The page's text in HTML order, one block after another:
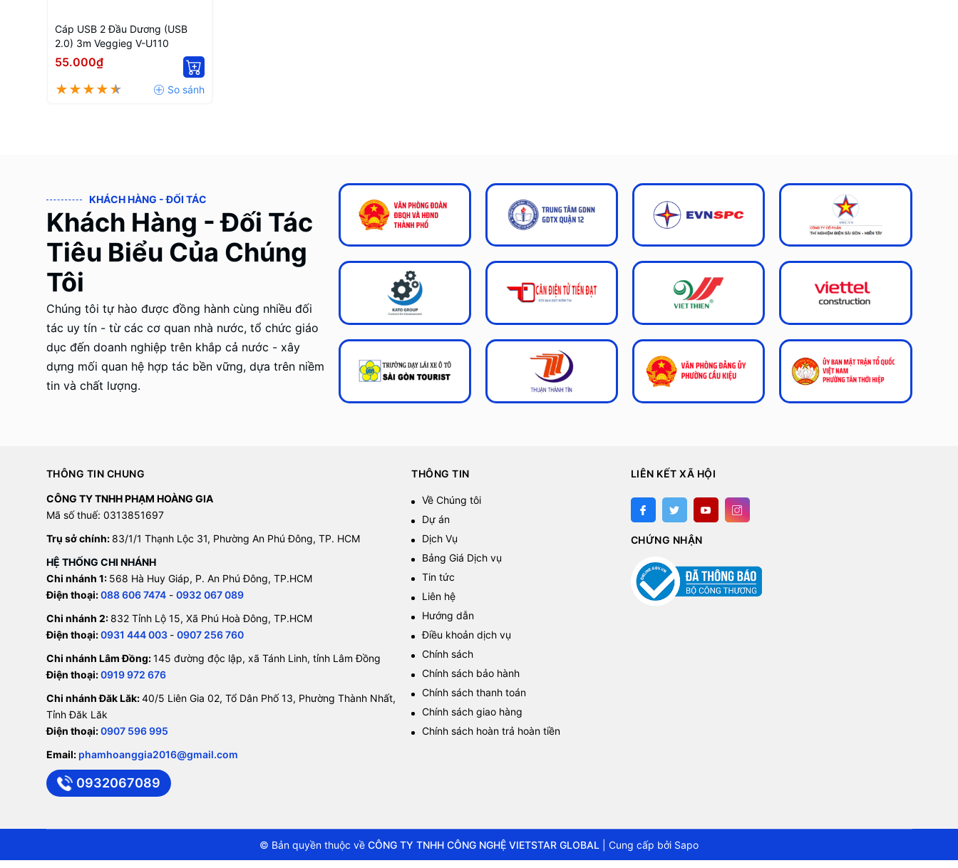
Cáp USB 2 Đầu Dương (USB
2.0) 3m Veggieg V-U110
55.000₫
KHÁCH HÀNG - ĐỐI TÁC
Khách Hàng - Đối Tác
Tiêu Biểu Của Chúng
Tôi
Chúng tôi tự hào được đồng hành cùng nhiều đối
tác uy tín - từ các cơ quan nhà nước, tổ chức giáo
dục đến doanh nghiệp trên khắp cả nước - xây
dựng mối quan hệ hợp tác bền vững, dựa trên niềm
tin và chất lượng.
THÔNG TIN CHUNG
CÔNG TY TNHH PHẠM HOÀNG GIA
Mã số thuế: 0313851697
Trụ sở chính: 83/1/1 Thạnh Lộc 31, Phường An Phú Đông, TP. HCM
HỆ THỐNG CHI NHÁNH
Chi nhánh 1: 568 Hà Huy Giáp, P. An Phú Đông, TP.HCM
Điện thoại:088 606 7474- 0932 067 089
Chi nhánh 2: 832 Tỉnh Lộ 15, Xã Phú Hoà Đông, TP.HCM
Điện thoại:0931 444 003 - 0907 256 760
Chi nhánh Lâm Đồng:145 đường độc lập, xã Tánh Linh, tỉnh Lâm Đồng
Điện thoại:0919 972 676
Chi nhánh Đăk Lăk:40/5 Liên Gia 02, Tổ Dân Phố 13, Phường Thành Nhất,
Tỉnh Đăk Lăk
Điện thoại:0907 596 995
Email: phamhoanggia2016@gmail.com
0932067089
THÔNG TIN
Về Chúng tôi
Dự án
Dịch Vụ
Bảng Giá Dịch vụ
Tin tức
Liên hệ
Hướng dẫn
Điều khoản dịch vụ
Chính sách
Chính sách bảo hành
Chính sách thanh toán
Chính sách giao hàng
Chính sách hoàn trả hoàn tiền
LIÊN KẾT XÃ HỘI
CHỨNG NHẬN
© Bản quyền thuộc về CÔNG TY TNHH CÔNG NGHỆ VIETSTAR GLOBAL Cung cấp bởi Sapo